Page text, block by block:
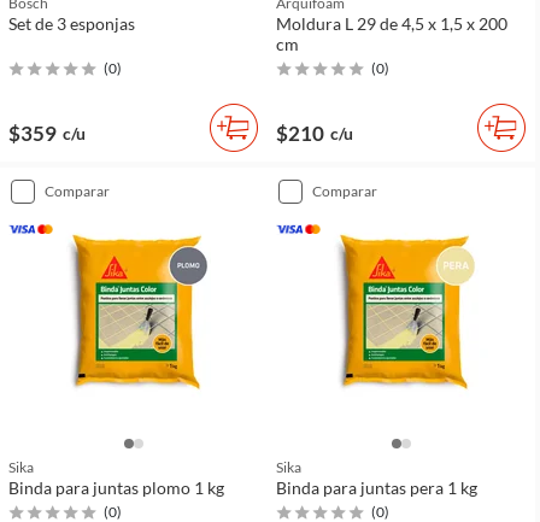
Set de 3 esponjas
(0)
$359 c/u
Moldura L 29 de 4,5 x 1,5 x 200
cm
(0)
$210 c/u
comparar
Sika
Binda para juntas plomo 1 kg
(0)
comparar
Sika
Binda para juntas pera 1 kg
(0)